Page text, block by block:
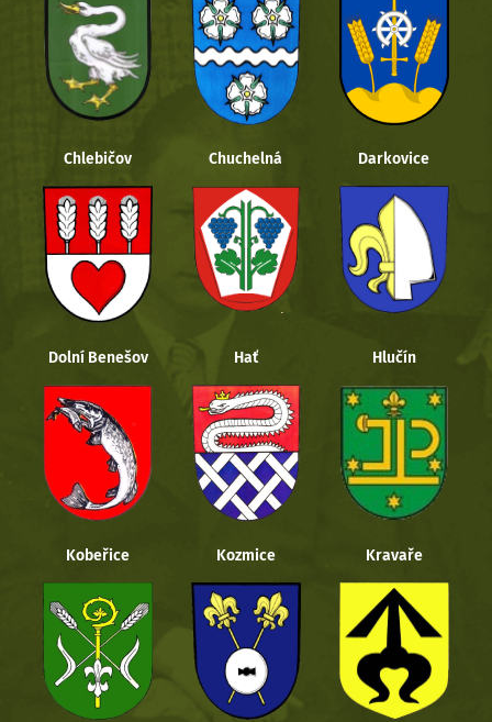
Chlebičov Chuchelná Darkovice
Dolní Benešov Hať Hlučín
Kobeřice Kozmice Kravaře